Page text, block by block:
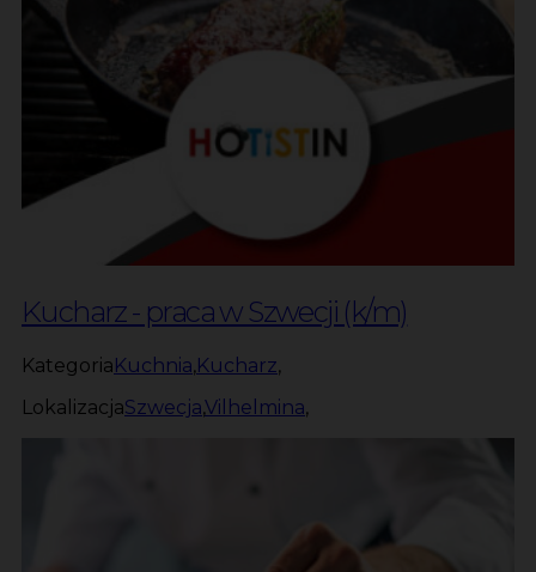
Kucharz - praca w Szwecji (k/m)
KategoriaKuchnia,Kucharz,
LokalizacjaSzwecja,Vilhelmina,